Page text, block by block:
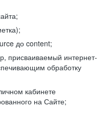
до content;
присваиваемый интернет-
обработку
кабинете
на Сайте;